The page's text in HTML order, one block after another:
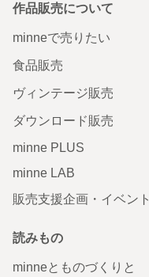
作品販売について
minneで売りたい
食品販売
ヴィンテージ販売
ダウンロード販売
minne PLUS
minne LAB
販売支援企画・イベント
読みもの
minneとものづくりと